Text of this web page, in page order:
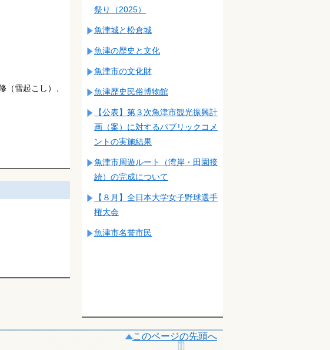
雪起こし）、
祭り（2025）
魚津城と松倉城
魚津の歴史と文化
魚津市の文化財
魚津歴史民俗博物館
【公表】第３次魚津市観光振興計
画（案）に対するパブリックコメ
ントの実施結果
魚津市周遊ルート（湾岸・田園接
続）の完成について
【８月】全日本大学女子野球選手
権大会
魚津市名誉市民
このページの先頭へ